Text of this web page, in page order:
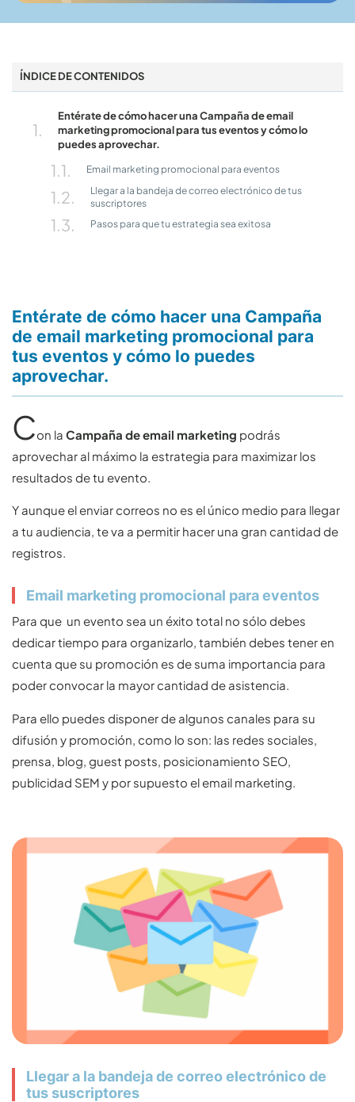
ÍNDICE DE CONTENIDOS
Entérate de cómo hacer una Campaña de email
marketing promocional para tus eventos y cómo lo
puedes aprovechar.
Email marketing promocional para eventos
Llegar a la bandeja de correo electrónico de tus
suscriptores
Pasos para que tu estrategia sea exitosa
Entérate de cómo hacer una Campaña
de email marketing promocional para
tus eventos y cómo lo puedes
aprovechar.
Con la Campaña de email marketing podrás
aprovechar al máximo la estrategia para maximizar los
resultados de tu evento.
Y aunque el enviar correos no es el único medio para llegar
a tu audiencia, te va a permitir hacer una gran cantidad de
registros.
Email marketing promocional para eventos
Para que un evento sea un éxito total no sólo debes
dedicar tiempo para organizarlo, también debes tener en
cuenta que su promoción es de suma importancia para
poder convocar la mayor cantidad de asistencia.
Para ello puedes disponer de algunos canales para su
difusión y promoción, como lo son: las redes sociales,
prensa, blog, guest posts, posicionamiento SEO,
publicidad SEM y por supuesto el email marketing.
Llegar a la bandeja de correo electrónico de
tus suscriptores